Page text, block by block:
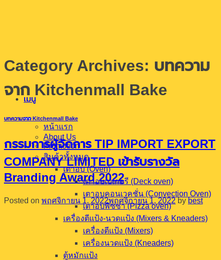
เมนู
หน้าแรก
About Us
Promotion
สินค้าทั้งหมด
เตาอบ (Oven)
เตาอบเบเกอรี (Deck oven)
เตาอบคอนเวคชั่น (Convection Oven)
เตาอบพิซซ่า (Pizza oven)
เครื่องตีแป้ง-นวดแป้ง (Mixers & Kneaders)
เครื่องตีแป้ง (Mixers)
เครื่องนวดแป้ง (Kneaders)
ตู้หมักแป้ง
Category Archives: บทความ
จาก Kitchenmall Bake
บทความจาก Kitchenmall Bake
กรรมการผู้จัดการ TIP IMPORT EXPORT
COMPANY LIMITED เข้ารับรางวัล
Branding Award 2022
Posted on พฤศจิกายน 1, 2022พฤศจิกายน 1, 2022 by best